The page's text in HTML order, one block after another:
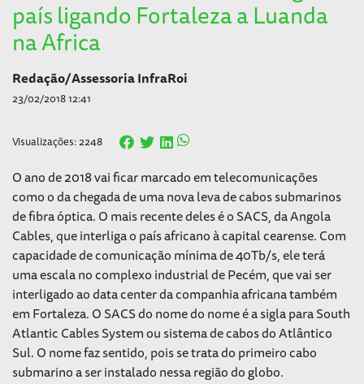
país ligando Fortaleza a Luanda
na Africa
Redação/Assessoria InfraRoi
23/02/2018 12:41
Visualizações: 2248
O ano de 2018 vai ficar marcado em telecomunicações
como o da chegada de uma nova leva de cabos submarinos
de fibra óptica. O mais recente deles é o SACS, da Angola
Cables, que interliga o país africano à capital cearense. Com
capacidade de comunicação mínima de 40Tb/s, ele terá
uma escala no complexo industrial de Pecém, que vai ser
interligado ao data center da companhia africana também
em Fortaleza. O SACS do nome do nome é a sigla para South
Atlantic Cables System ou sistema de cabos do Atlântico
Sul. O nome faz sentido, pois se trata do primeiro cabo
submarino a ser instalado nessa região do globo.